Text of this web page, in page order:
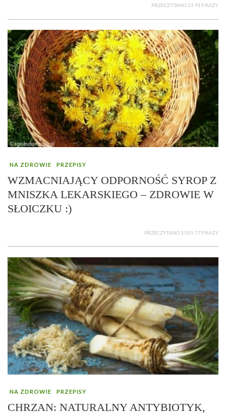
PRZECZYTANO 33 919 RAZY
NA ZDROWIE PRZEPISY
WZMACNIAJĄCY ODPORNOŚĆ SYROP Z
MNISZKA LEKARSKIEGO – ZDROWIE W
SŁOICZKU :)
PRZECZYTANO 1 005 779 RAZY
NA ZDROWIE PRZEPISY
CHRZAN: NATURALNY ANTYBIOTYK,